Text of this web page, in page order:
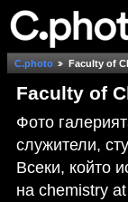
C.photo Faculty of
Faculty of
Фото
служители,
Всеки, който
на chemistry